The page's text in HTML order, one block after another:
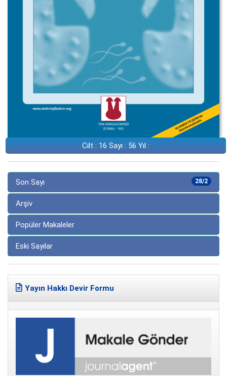
Cilt : 16 Sayı : 56 Yıl :
28/2
Son Sayı
Arşiv
Popüler Makaleler
Eski Sayılar
Yayın Hakkı Devir Formu